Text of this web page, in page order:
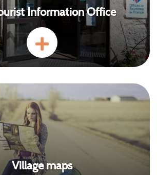
Information Office
Village maps